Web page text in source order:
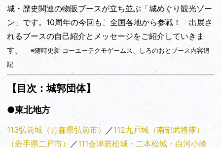
城・歴史関連の物販ブースが立ち並ぶ「城めぐり観光ゾー
ン」です。10周年の今回も、全国各地から参戦！ 出展さ
れるブースの自己紹介とメッセージをご紹介していきま
す。
※随時更新 コーエーテクモゲームス、しろのおとブース内容追
記
【目次：城郭団体】
●東北地方
113弘前城（青森県弘前市） ／112九戸城（南部武将隊）
（岩手県二戸市）
／111会津若松城・二本松城・白河小峰